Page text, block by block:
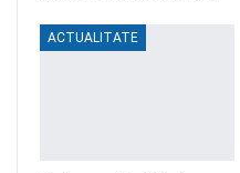
ACTUALITATE